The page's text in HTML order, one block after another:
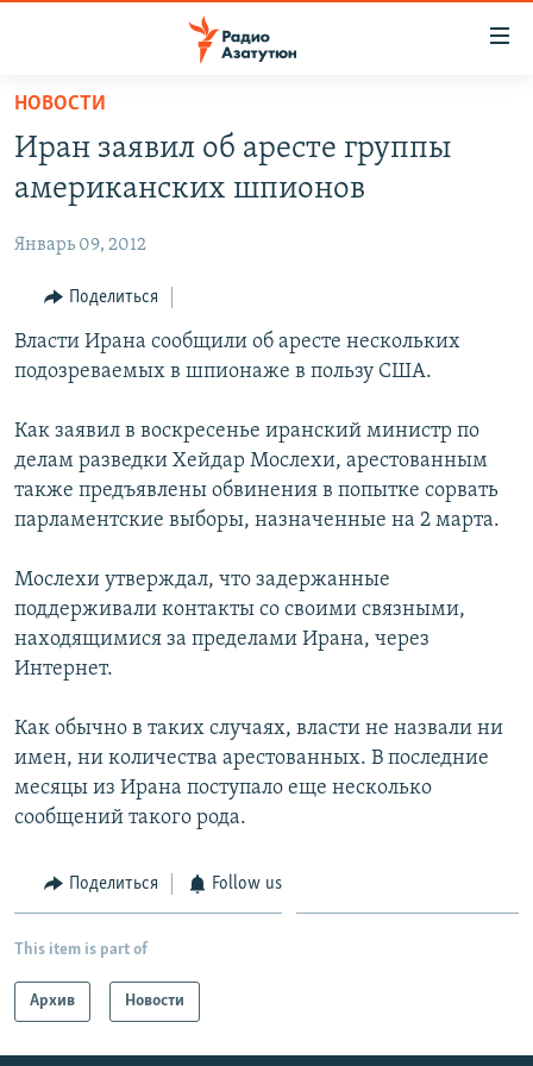
Перейти
основному
содержанию
Перейти
навигации
Перейти
НОВОСТИ
ПОЛИТИКА
ОБЩЕСТВО
ЭКОНОМИКА
РЕГИОН
НАГОРНЫЙ КАРАБАХ
КУЛЬТУРА
СПОРТ
АРХИВ
Հայերեն
English
Русский
Все сайты Радио Азатутюн
НОВОСТИ
Иран заявил об аресте группы
американских шпионов
Январь 09, 2012
Поделиться
Власти Ирана сообщили об аресте нескольких
подозреваемых в шпионаже в пользу США.
Как заявил в воскресенье иранский министр по
делам разведки Хейдар Мослехи, арестованным
также предъявлены обвинения в попытке сорвать
парламентские выборы, назначенные на 2 марта.
Мослехи утверждал, что задержанные
поддерживали контакты со своими связными,
находящимися за пределами Ирана, через
Интернет.
Как обычно в таких случаях, власти не назвали ни
имен, ни количества арестованных. В последние
месяцы из Ирана поступало еще несколько
сообщений такого рода.
Поделиться Follow us
This item is part of
Архив Новости